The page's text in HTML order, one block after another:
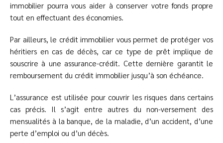
immobilier pourra vous aider à conserver votre fonds propre
tout en effectuant des économies.
Par ailleurs, le crédit immobilier vous permet de protéger vos
héritiers en cas de décès, car ce type de prêt implique de
souscrire à une assurance-crédit. Cette dernière garantit le
remboursement du crédit immobilier jusqu’à son échéance.
L’assurance est utilisée pour couvrir les risques dans certains
cas précis. Il s’agit entre autres du non-versement des
mensualités à la banque, de la maladie, d’un accident, d’une
perte d’emploi ou d’un décès.